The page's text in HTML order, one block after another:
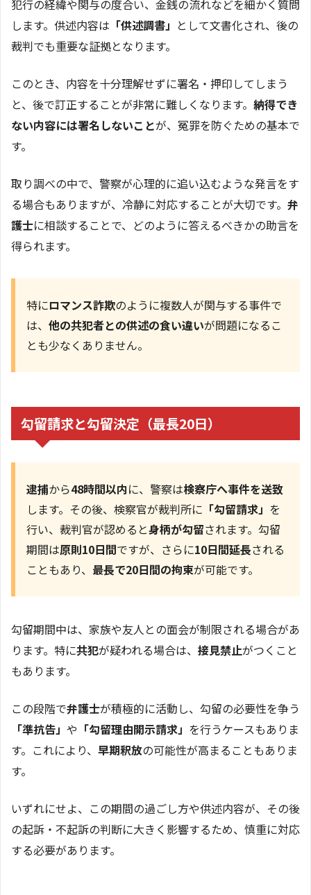
犯行の経緯や関与の度合い、金銭の流れなどを細かく質問
します。供述内容は 「供述調書」 として文書化され、後の
裁判でも重要な証拠となります。
このとき、内容を十分理解せずに署名・押印してしまう
と、後で訂正することが非常に難しくなります。 納得でき
ない内容には署名しないことが、冤罪を防ぐための基本で
す。
取り調べの中で、警察が心理的に追い込むような発言をす
る場合もありますが、冷静に対応することが大切です。 弁
護士に相談することで、どのように答えるべきかの助言を
得られます。
特にロマンス詐欺のように複数人が関与する事件で
は、 他の共犯者との供述の食い違いが問題になるこ
とも少なくありません。
勾留請求と勾留決定（最長20日）
逮捕から48時間以内に、警察は検察庁へ事件を送致
します。その後、検察官が裁判所に 「勾留請求」 を
行い、裁判官が認めると身柄が勾留されます。勾留
期間は原則10日間ですが、さらに10日間延長される
こともあり、 最長で20日間の拘束が可能です。
勾留期間中は、家族や友人との面会が制限される場合があ
ります。特に共犯が疑われる場合は、 接見禁止がつくこと
もあります。
この段階で弁護士が積極的に活動し、勾留の必要性を争う
「準抗告」 や 「勾留理由開示請求」 を行うケースもありま
す。これにより、 早期釈放の可能性が高まることもありま
す。
いずれにせよ、この期間の過ごし方や供述内容が、その後
の起訴・不起訴の判断に大きく影響するため、慎重に対応
する必要があります。